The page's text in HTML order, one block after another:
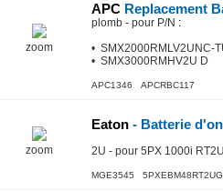
zoom
APC Replacement
plomb - pour P/N :
• SMX2000RMLV2UNC-
• SMX3000RMHV2U D
APC1346 APCRBC117
zoom
Eaton - Batterie
2U - pour 5PX 1000i
MGE3545